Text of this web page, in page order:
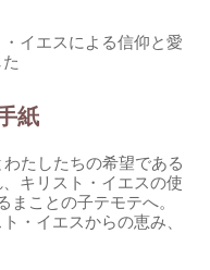
イエスによる信仰と愛
紙
たしたちの希望である
キリスト・イエスの使
まことの子テモテへ。
・イエスからの恵み、